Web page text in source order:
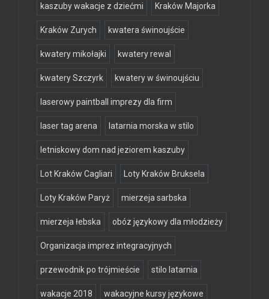
kaszuby wakacje z dziećmi Kraków Majorka
Kraków Zurych kwatera świnoujście
kwatery mikołajki kwatery rewal
kwatery Szczyrk kwatery w świnoujściu
laserowy paintball imprezy dla firm
laser tag arena latarnia morska w stilo
letniskowy dom nad jeziorem kaszuby
Lot Kraków Cagliari Loty Kraków Bruksela
Loty Kraków Paryż mierzeja sarbska
mierzeja łebska obóz językowy dla młodzieży
Organizacja imprez integracyjnych
przewodnik po trójmieście stilo latarnia
wakacje 2018 wakacyjne kursy językowe